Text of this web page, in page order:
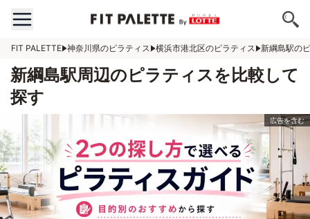
FIT PALETTE 神奈川県のピラティス 横浜市港北区のピラティス 新綱島駅の
新綱島駅周辺のピラティスを比較して
探す